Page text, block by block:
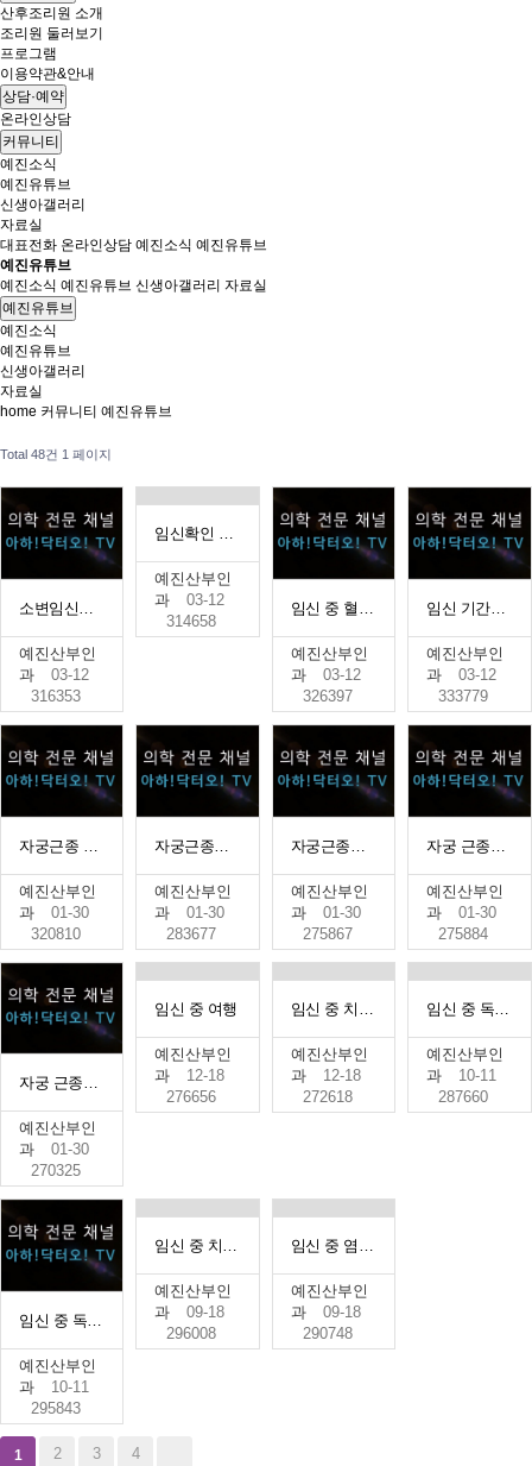
산후조리원 소개
조리원 둘러보기
프로그램
이용약관&안내
상담·예약
온라인상담
커뮤니티
예진소식
예진유튜브
신생아갤러리
자료실
대표전화 온라인상담 예진소식 예진유튜브
예진유튜브
예진소식 예진유튜브 신생아갤러리 자료실
예진유튜브
예진소식
예진유튜브
신생아갤러리
자료실
home 커뮤니티 예진유튜브
Total 48건 1 페이지
예진산부인
과
03-12
316353
임신확인 초음파검사
예진산부인
과
03-12
314658
예진산부인
과
03-12
326397
임신 기간의 구분
예진산부인
과
03-12
333779
예진산부인
과
01-30
320810
예진산부인
과
01-30
283677
예진산부인
과
01-30
275867
예진산부인
과
01-30
275884
자궁 근종의 원인
예진산부인
과
01-30
270325
임신 중 여행
예진산부인
과
12-18
276656
예진산부인
과
12-18
272618
예진산부인
과
10-11
287660
임신 중 독감(1)
예진산부인
과
10-11
295843
임신 중 치과 치료
예진산부인
과
09-18
296008
임신 중 염색과 파마 (Dyeing and Perm during Pregnancy)
예진산부인
과
09-18
290748
1 2 3 4